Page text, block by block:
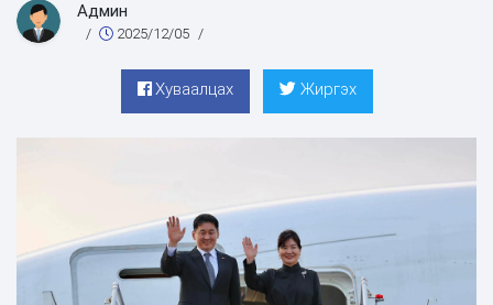
Админ
/ 2025/12/05 /
Хуваалцах Жиргэх